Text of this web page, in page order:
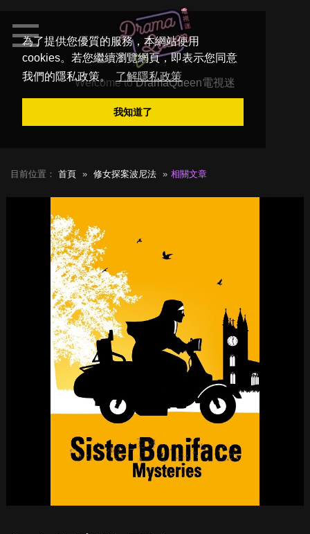
為了提供您優質的服務，本網站使用
cookies。若您繼續瀏覽網頁，即表示您同意
我們的隱私政策。
了解隱私政策
我知道了
Welcome toDramaQueen電視迷
目前位置： 首頁 修女探案波尼法 相關文章